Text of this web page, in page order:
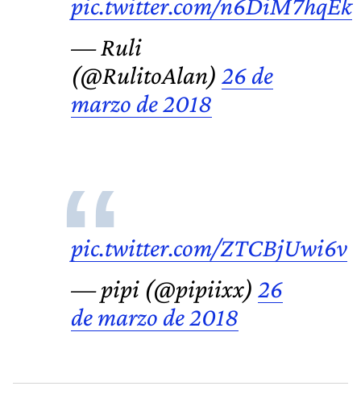
— Ruli
(@RulitoAlan) 26 de
marzo de 2018
pic.twitter.com/ZTCBjUwi6v
— pipi (@pipiixx) 26
de marzo de 2018